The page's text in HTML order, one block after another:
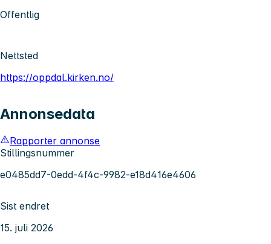
Offentlig
Nettsted
https://oppdal.kirken.no/
Annonsedata
Rapporter annonse
Stillingsnummer
e0485dd7-0edd-4f4c-9982-e18d416e4606
Sist endret
15. juli 2026